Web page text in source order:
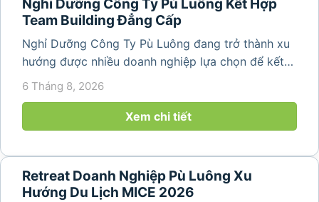
Nghỉ Dưỡng Công Ty Pù Luông Kết Hợp
Team Building Đẳng Cấp
Nghỉ Dưỡng Công Ty Pù Luông đang trở thành xu
hướng được nhiều doanh nghiệp lựa chọn để kết
hợp giữa nghỉ ngơi, tái tạo năng lượng và xây
lịch đơn thuần, nhiều công ty...
6 Tháng 8, 2026
Xem chi tiết
Retreat Doanh Nghiệp Pù Luông Xu
Hướng Du Lịch MICE 2026